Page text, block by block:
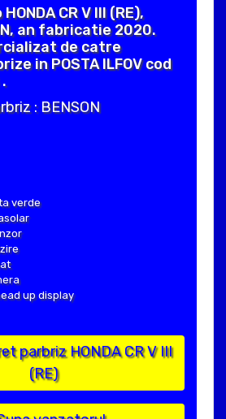
CR V III (RE),
an fabricatie 2020.
de catre
in POSTA ILFOV cod
: BENSON
verde
up display
parbriz HONDA CR V III
(RE)